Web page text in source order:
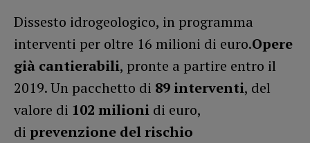
Dissesto idrogeologico, in programma
interventi per oltre 16 milioni di euro.Opere
già cantierabili, pronte a partire entro il
2019. Un pacchetto di 89 interventi, del
valore di 102 milioni di euro,
di prevenzione del rischio